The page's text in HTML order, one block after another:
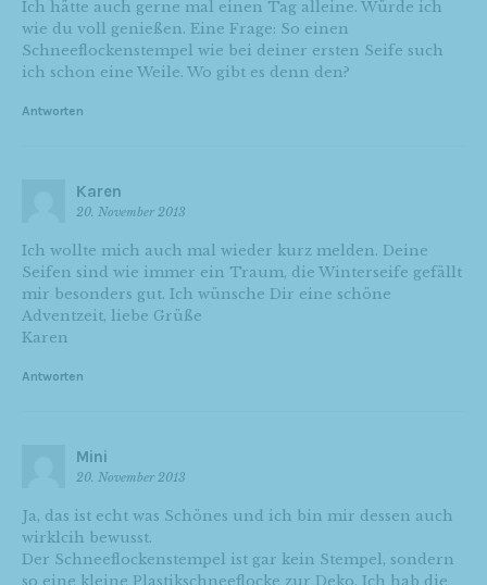
Ich hätte auch gerne mal einen Tag alleine. Würde ich
wie du voll genießen. Eine Frage: So einen
Schneeflockenstempel wie bei deiner ersten Seife such
ich schon eine Weile. Wo gibt es denn den?
Antworten
Karen
20. November 2013
Ich wollte mich auch mal wieder kurz melden. Deine
Seifen sind wie immer ein Traum, die Winterseife gefällt
mir besonders gut. Ich wünsche Dir eine schöne
Adventzeit, liebe Grüße
Karen
Antworten
Mini
20. November 2013
Ja, das ist echt was Schönes und ich bin mir dessen auch
wirklcih bewusst.
Der Schneeflockenstempel ist gar kein Stempel, sondern
so eine kleine Plastikschneeflocke zur Deko. Ich hab die